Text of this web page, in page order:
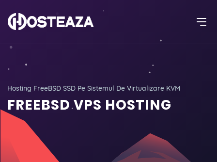
Hosting FreeBSD SSD Pe Sistemul De Virtualizare KVM
FREEBSD VPS HOSTING